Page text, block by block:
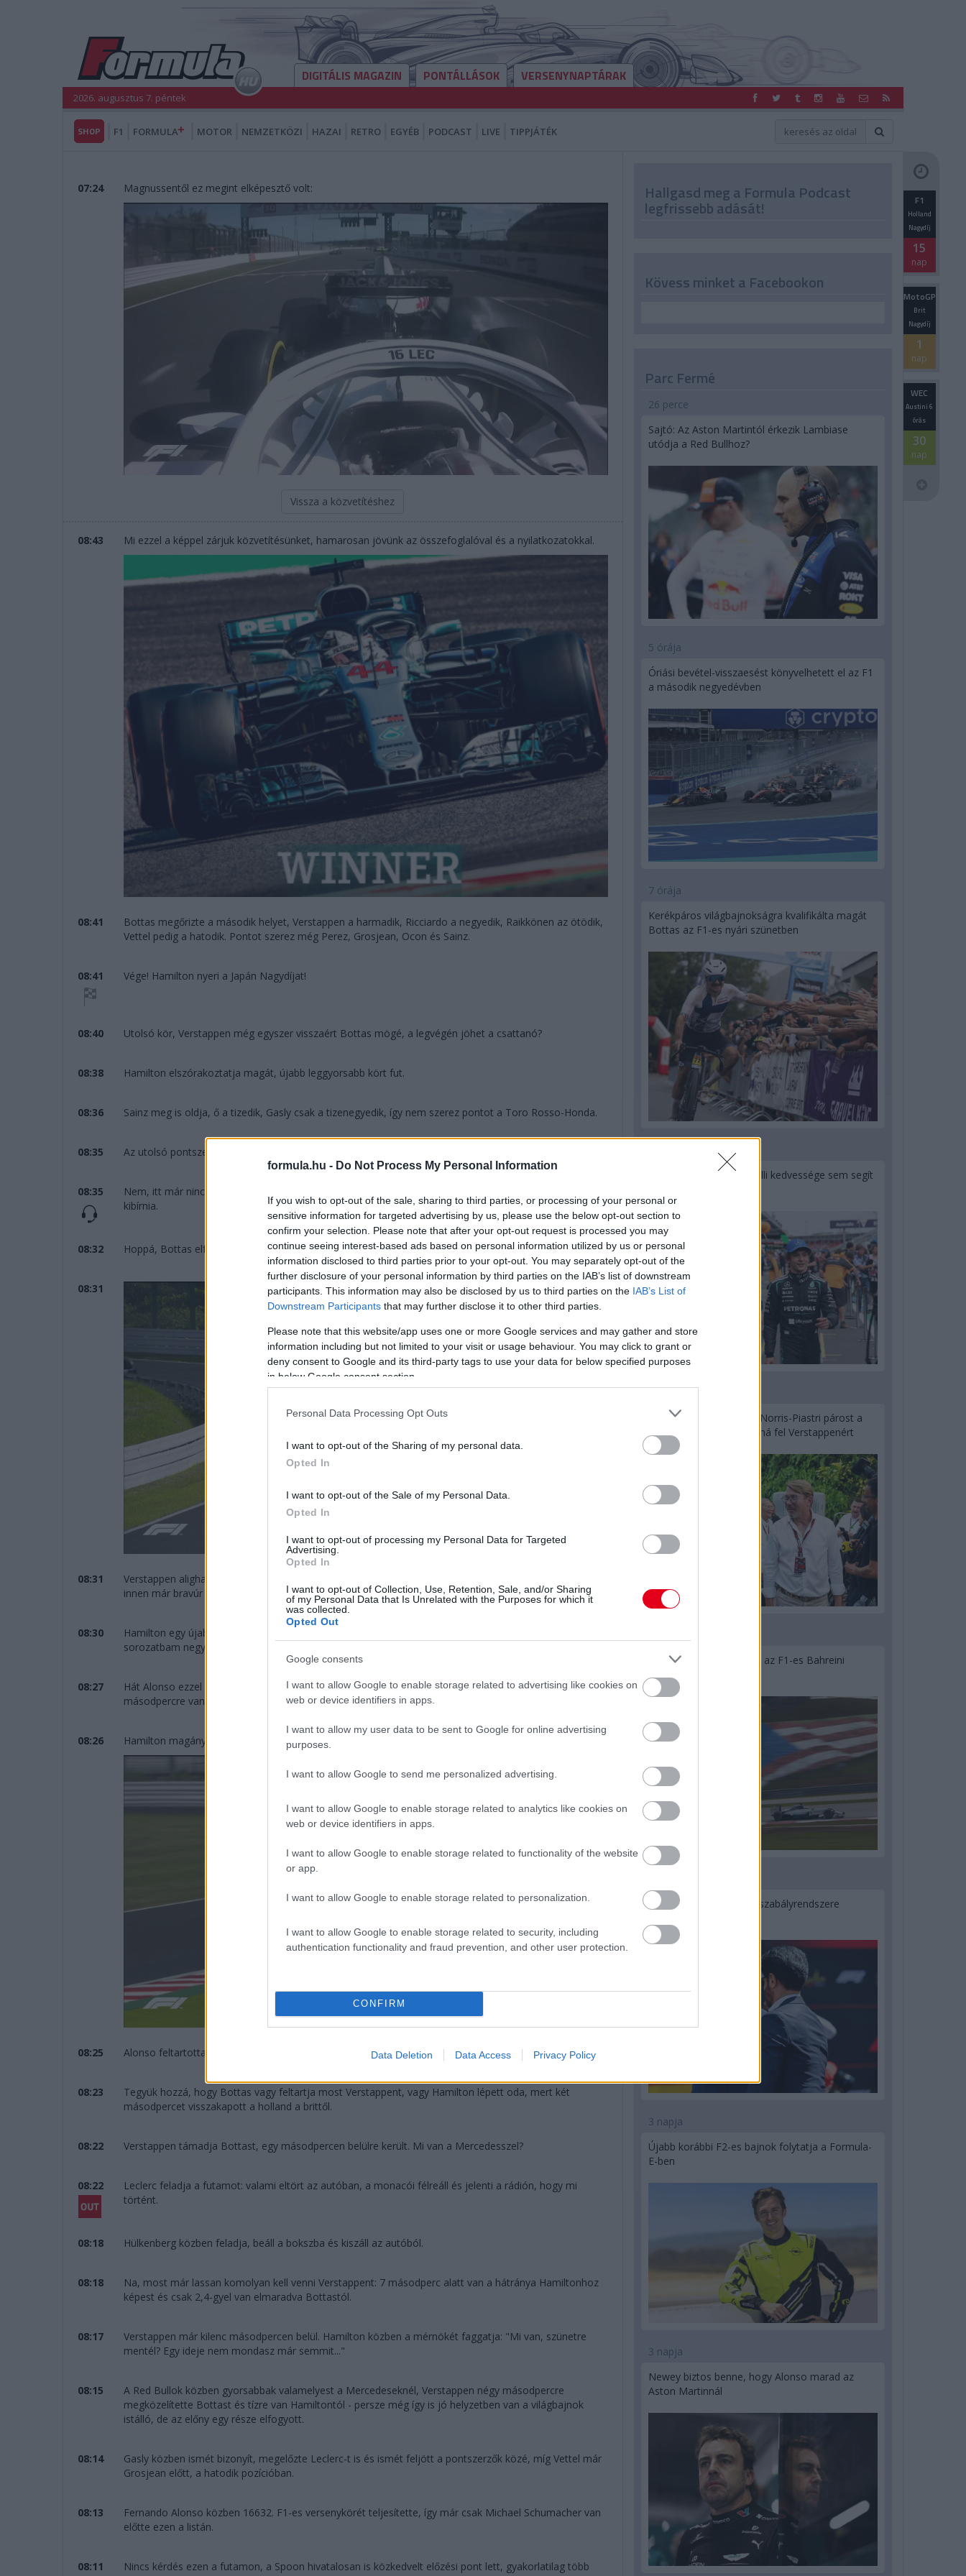
formula.hu - Do Not Process My Personal Information
If you wish to opt-out of the sale, sharing to third parties, or processing of your personal or
sensitive information for targeted advertising by us, please use the below opt-out section to
confirm your selection. Please note that after your opt-out request is processed you may
continue seeing interest-based ads based on personal information utilized by us or personal
information disclosed to third parties prior to your opt-out. You may separately opt-out of the
further disclosure of your personal information by third parties on the IAB’s list of downstream
participants. This information may also be disclosed by us to third parties on the IAB’s List of
Downstream Participants that may further disclose it to other third parties.
Please note that this website/app uses one or more Google services and may gather and store
information including but not limited to your visit or usage behaviour. You may click to grant or
deny consent to Google and its third-party tags to use your data for below specified purposes
in below Google consent section.
Personal Data Processing Opt Outs
I want to opt-out of the Sharing of my personal data.
Opted In
I want to opt-out of the Sale of my Personal Data.
Opted In
I want to opt-out of processing my Personal Data for Targeted
Advertising.
Opted In
I want to opt-out of Collection, Use, Retention, Sale, and/or Sharing
of my Personal Data that Is Unrelated with the Purposes for which it
was collected.
Opted Out
Google consents
I want to allow Google to enable storage related to advertising like cookies on
web or device identifiers in apps.
I want to allow my user data to be sent to Google for online advertising
purposes.
I want to allow Google to send me personalized advertising.
I want to allow Google to enable storage related to analytics like cookies on
web or device identifiers in apps.
I want to allow Google to enable storage related to functionality of the website
or app.
I want to allow Google to enable storage related to personalization.
I want to allow Google to enable storage related to security, including
authentication functionality and fraud prevention, and other user protection.
CONFIRM
Data Deletion Data Access Privacy Policy
DIGITÁLIS MAGAZIN PONTÁLLÁSOK VERSENYNAPTÁRAK
2026. augusztus 7. péntek
SHOP F1 FORMULA MOTOR NEMZETKÖZI HAZAI RETRO EGYÉB PODCAST LIVE TIPPJÁTÉK
07:24 Magnussentől ez megint elképesztő volt:
Vissza a közvetítéshez
08:43 Mi ezzel a képpel zárjuk közvetítésünket, hamarosan jövünk az összefoglalóval és a nyilatkozatokkal.
08:41
Bottas megőrizte a második helyet, Verstappen a harmadik, Ricciardo a negyedik, Raikkönen az ötödik,
Vettel pedig a hatodik. Pontot szerez még Perez, Grosjean, Ocon és Sainz.
08:41 Vége! Hamilton nyeri a Japán Nagydíjat!
08:40 Utolsó kör, Verstappen még egyszer visszaért Bottas mögé, a legvégén jöhet a csattanó?
08:38 Hamilton elszórakoztatja magát, újabb leggyorsabb kört fut.
08:36 Sainz meg is oldja, ő a tizedik, Gasly csak a tizenegyedik, így nem szerez pontot a Toro Rosso-Honda.
08:35 Az utolsó pontszerző helyért pedig közben Sainz támadja Gaslyt.
08:35
Nem, itt már nincs miért izgulni, Verstappen jelenti, hogy gond van a motorral - még három kört kell
kibírnia.
08:32 Hoppá, Bottas elfékezte a sikánt, még egy esély Verstappen előtt?
08:31
08:31
Verstappen alighanem elengedte a dolgot, kapott újabb nyolc tizedet és már csak hat kör van hátra,
innen már bravúr lenne az előzés a részéről.
08:30
Hamilton egy újabb leggyorsabb körrel nyomatékosította, hogy nem lehet elvenni tőle ezt a győzelmet -
sorozatbam negyedik sikerét húzhatja be és 67 pontra növelheti előnyét a tabellán.
08:27
Hát Alonso ezzel lehet, hogy eldöntötte a második hely sorsát, Verstappen továbbra is másfél
másodpercre van Bottastól, pedig az eset előtt már ott volt a hátsó szárnyán.
08:26 Hamilton magánya...
08:25 Alonso feltartotta Verstappent, így fellélegezhetett Bottas.
08:23
Tegyük hozzá, hogy Bottas vagy feltartja most Verstappent, vagy Hamilton lépett oda, mert két
másodpercet visszakapott a holland a brittől.
08:22 Verstappen támadja Bottast, egy másodpercen belülre került. Mi van a Mercedesszel?
08:22
Leclerc feladja a futamot: valami eltört az autóban, a monacói félreáll és jelenti a rádión, hogy mi
történt.
08:18 Hülkenberg közben feladja, beáll a bokszba és kiszáll az autóból.
08:18
Na, most már lassan komolyan kell venni Verstappent: 7 másodperc alatt van a hátránya Hamiltonhoz
képest és csak 2,4-gyel van elmaradva Bottastól.
08:17
Verstappen már kilenc másodpercen belül. Hamilton közben a mérnökét faggatja: "Mi van, szünetre
mentél? Egy ideje nem mondasz már semmit..."
08:15
A Red Bullok közben gyorsabbak valamelyest a Mercedeseknél, Verstappen négy másodpercre
megközelítette Bottast és tízre van Hamiltontól - persze még így is jó helyzetben van a világbajnok
istálló, de az előny egy része elfogyott.
08:14
Gasly közben ismét bizonyít, megelőzte Leclerc-t is és ismét feljött a pontszerzők közé, míg Vettel már
Grosjean előtt, a hatodik pozícióban.
08:13
Fernando Alonso közben 16632. F1-es versenykörét teljesítette, így már csak Michael Schumacher van
előtte ezen a listán.
08:11
Nincs kérdés ezen a futamon, a Spoon hivatalosan is közkedvelt előzési pont lett, gyakorlatilag több
Hallgasd meg a Formula Podcast
legfrissebb adását! F1
Holland
Nagydíj
15
nap
MotoGP
Brit
Nagydíj
1
nap
WEC
Austini 6
órás
30
nap
Kövess minket a Facebookon
Parc Fermé
26 perce
Sajtó: Az Aston Martintól érkezik Lambiase
utódja a Red Bullhoz?
5 órája
Óriási bevétel-visszaesést könyvelhetett el az F1
a második negyedévben
7 órája
Kerékpáros világbajnokságra kvalifikálta magát
Bottas az F1-es nyári szünetben
Montoya szerint Antonelli kedvessége sem segít
2 napja
Hakkinen megtartaná a Norris-Piastri párost a
McLarennél, nem borítaná fel Verstappenért
Megvan, mikor kezdődik az F1-es Bahreini
Nagydíj Malajziában
Ilyen lehet a jövő F1-es szabályrendszere
3 napja
Újabb korábbi F2-es bajnok folytatja a Formula-
E-ben
3 napja
Newey biztos benne, hogy Alonso marad az
Aston Martinnál